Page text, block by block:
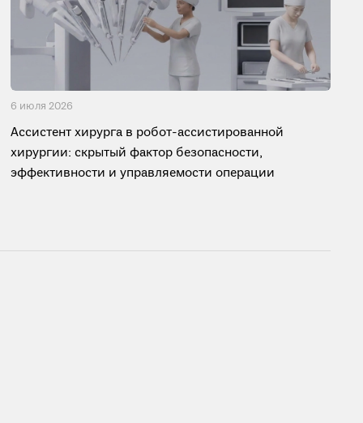
6 июля 2026
Ассистент хирурга в робот-ассистированной
хирургии: скрытый фактор безопасности,
эффективности и управляемости операции